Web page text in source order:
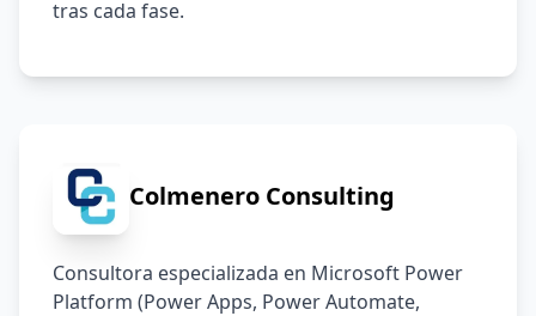
tras cada fase.
Colmenero Consulting
Consultora especializada en Microsoft Power
Platform (Power Apps, Power Automate,